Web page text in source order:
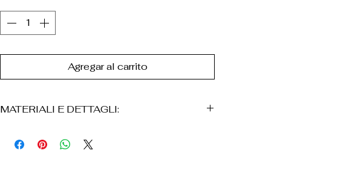
Agregar al carrito
MATERIALI E DETTAGLI:
acrílico.